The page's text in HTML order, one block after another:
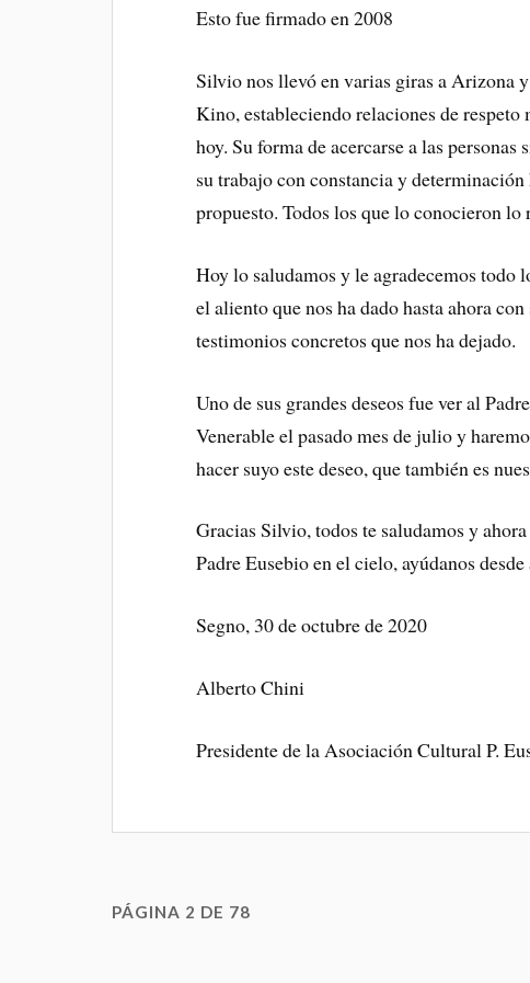
Esto fue firmado en 2008
Silvio nos llevó en varias giras a Arizona
Kino, estableciendo relaciones de
hoy. Su forma de acercarse a las
su trabajo con constancia y
propuesto. Todos los que lo conocieron
Hoy lo saludamos y le agradecemos todo
el aliento que nos ha dado hasta ahora
testimonios concretos que nos ha dejado.
Uno de sus grandes deseos fue ver al
Venerable el pasado mes de julio y
hacer suyo este deseo, que también es
Gracias Silvio, todos te saludamos y
Padre Eusebio en el cielo, ayúdanos
Segno, 30 de octubre de 2020
Alberto Chini
Presidente de la Asociación Cultural P.
PÁGINA 2 DE 78